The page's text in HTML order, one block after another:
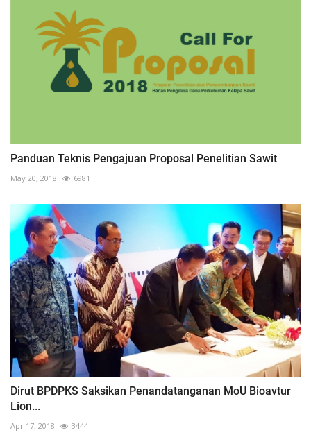
Panduan Teknis Pengajuan Proposal Penelitian Sawit
May 20, 2018 6981
Dirut BPDPKS Saksikan Penandatanganan MoU Bioavtur
Lion...
Apr 17, 2018 3444